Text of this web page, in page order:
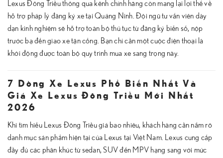
Lexus Đông Triều thông qua kênh chính hãng còn mang lại lợi thế về
hỗ trợ pháp lý đăng ký xe tại Quảng Ninh. Đội ngũ tư vấn viên dày
dạn kinh nghiệm sẽ hỗ trợ toàn bộ thủ tục từ đăng ký biển số, nộp
trước bạ đến giao xe tận cổng. Bạn chỉ cần một cuộc điện thoại là
khởi động được toàn bộ quy trình mua xe sang trọng này.
7 Dòng Xe Lexus Phổ Biến Nhất Và
Giá Xe Lexus Đông Triều Mới Nhất
2026
Khi tìm hiểu Lexus Đông Triều giá bao nhiêu, khách hàng cần nắm rõ
danh mục sản phẩm hiện tại của Lexus tại Việt Nam. Lexus cung cấp
đầy đủ các phân khúc từ sedan, SUV đến MPV hạng sang với mức